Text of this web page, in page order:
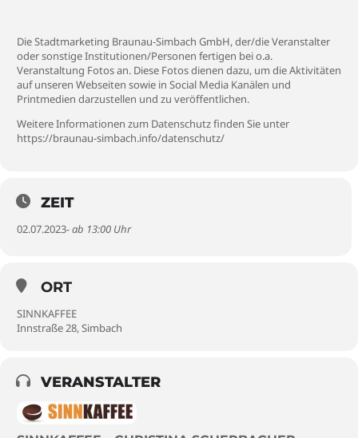
Die Stadtmarketing Braunau-Simbach GmbH, der/die Veranstalter
oder sonstige Institutionen/Personen fertigen bei o.a.
Veranstaltung Fotos an. Diese Fotos dienen dazu, um die Aktivitäten
auf unseren Webseiten sowie in Social Media Kanälen und
Printmedien darzustellen und zu veröffentlichen.
Weitere Informationen zum Datenschutz finden Sie unter
https://braunau-simbach.info/datenschutz/
ZEIT
02.07.2023- ab 13:00 Uhr
ORT
SINNKAFFEE
Innstraße 28, Simbach
VERANSTALTER